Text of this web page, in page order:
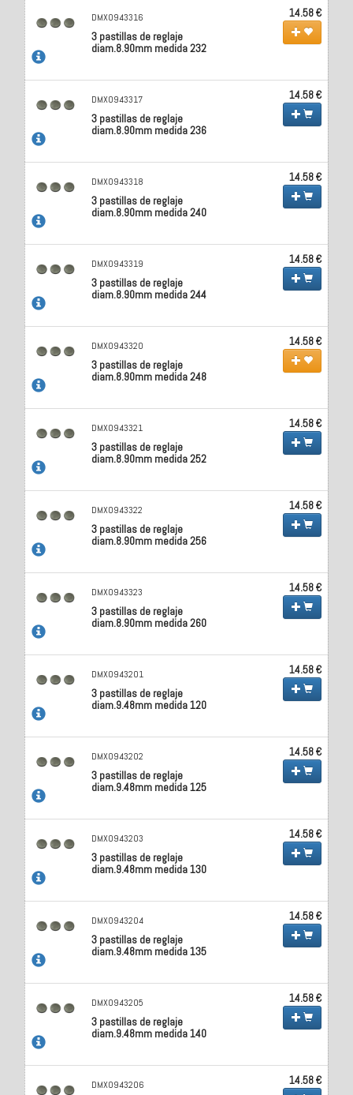
DMX0943316
3 pastillas de reglaje
diam.8.90mm medida 232
14.58 €
DMX0943317
3 pastillas de reglaje
diam.8.90mm medida 236
14.58 €
DMX0943318
3 pastillas de reglaje
diam.8.90mm medida 240
14.58 €
DMX0943319
3 pastillas de reglaje
diam.8.90mm medida 244
14.58 €
DMX0943320
3 pastillas de reglaje
diam.8.90mm medida 248
14.58 €
DMX0943321
3 pastillas de reglaje
diam.8.90mm medida 252
14.58 €
DMX0943322
3 pastillas de reglaje
diam.8.90mm medida 256
14.58 €
DMX0943323
3 pastillas de reglaje
diam.8.90mm medida 260
14.58 €
DMX0943201
3 pastillas de reglaje
diam.9.48mm medida 120
14.58 €
DMX0943202
3 pastillas de reglaje
diam.9.48mm medida 125
14.58 €
DMX0943203
3 pastillas de reglaje
diam.9.48mm medida 130
14.58 €
DMX0943204
3 pastillas de reglaje
diam.9.48mm medida 135
14.58 €
DMX0943205
3 pastillas de reglaje
diam.9.48mm medida 140
14.58 €
DMX0943206 14.58 €